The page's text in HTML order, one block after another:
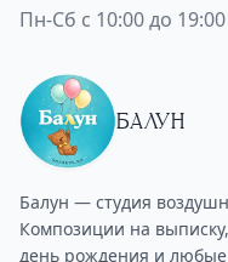
Пн-Сб с 10:00 до 19:00
БАЛУН
Балун — студия
Композиции на
день рождения и любые